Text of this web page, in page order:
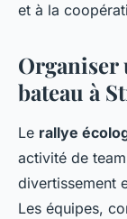
et à la
Organiser
bateau à
Le rallye
activité de
divertissement
Les équipes,